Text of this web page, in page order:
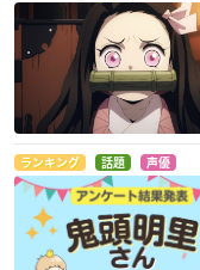
UQ HOLDER! ～魔
法先生ネギま!2～
雪広みぞれ
ランキング 話題 声優